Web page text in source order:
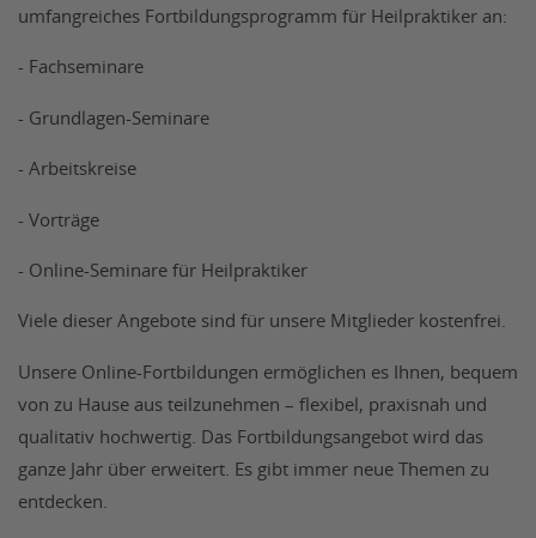
umfangreiches Fortbildungsprogramm für Heilpraktiker an:
- Fachseminare
- Grundlagen-Seminare
- Arbeitskreise
- Vorträge
- Online-Seminare für Heilpraktiker
Viele dieser Angebote sind für unsere Mitglieder kostenfrei.
Unsere Online-Fortbildungen ermöglichen es Ihnen, bequem
von zu Hause aus teilzunehmen – flexibel, praxisnah und
qualitativ hochwertig. Das Fortbildungsangebot wird das
ganze Jahr über erweitert. Es gibt immer neue Themen zu
entdecken.